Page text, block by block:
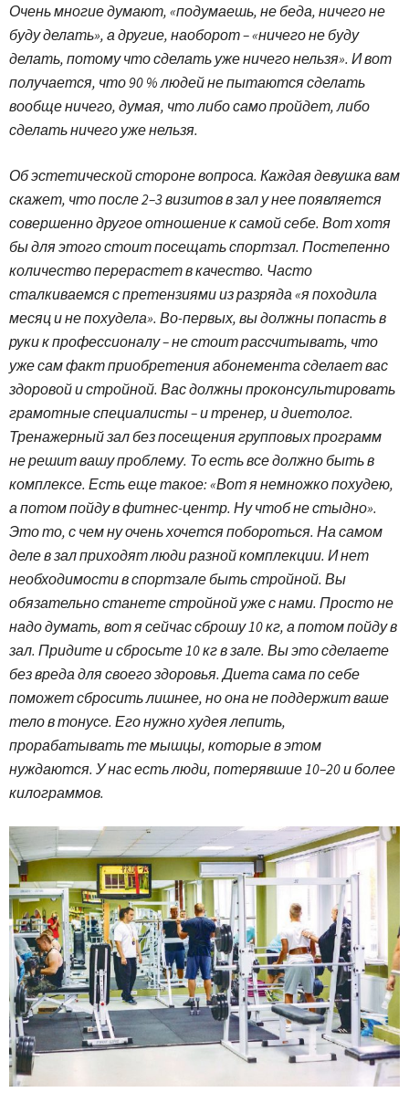
Очень многие думают, «подумаешь, не беда, ничего не
буду делать», а другие, наоборот – «ничего не буду
делать, потому что сделать уже ничего нельзя». И вот
получается, что 90 % людей не пытаются сделать
вообще ничего, думая, что либо само пройдет, либо
сделать ничего уже нельзя.
Об эстетической стороне вопроса. Каждая девушка вам
скажет, что после 2–3 визитов в зал у нее появляется
совершенно другое отношение к самой себе. Вот хотя
бы для этого стоит посещать спортзал. Постепенно
количество перерастет в качество. Часто
сталкиваемся с претензиями из разряда «я походила
месяц и не похудела». Во-первых, вы должны попасть в
руки к профессионалу – не стоит рассчитывать, что
уже сам факт приобретения абонемента сделает вас
здоровой и стройной. Вас должны проконсультировать
грамотные специалисты – и тренер, и диетолог.
Тренажерный зал без посещения групповых программ
не решит вашу проблему. То есть все должно быть в
комплексе. Есть еще такое: «Вот я немножко похудею,
а потом пойду в фитнес-центр. Ну чтоб не стыдно».
Это то, с чем ну очень хочется побороться. На самом
деле в зал приходят люди разной комплекции. И нет
необходимости в спортзале быть стройной. Вы
обязательно станете стройной уже с нами. Просто не
надо думать, вот я сейчас сброшу 10 кг, а потом пойду в
зал. Придите и сбросьте 10 кг в зале. Вы это сделаете
без вреда для своего здоровья. Диета сама по себе
поможет сбросить лишнее, но она не поддержит ваше
тело в тонусе. Его нужно худея лепить,
прорабатывать те мышцы, которые в этом
нуждаются. У нас есть люди, потерявшие 10–20 и более
килограммов.